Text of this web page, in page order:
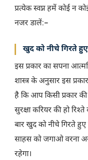
प्रत्येक स्वप्न हमें कोई न
नजर डालें:–
खुद को नीचे गिरते
इस प्रकार का सपना
शास्त्र के अनुसार इस
है कि आप किसी प्रकार
सुरक्षा करियर की हो
बार खुद को नीचे गिरते
साहस को जगाओ वरना
रहेगा।